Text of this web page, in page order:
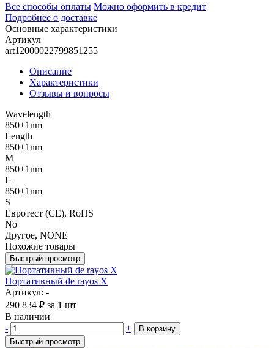
Все способы оплаты Можно оформить в кредит
Подробнее о доставке
Основные характеристики
Артикул
art12000022799851255
Описание
Характеристики
Отзывы и вопросы
Wavelength
850±1nm
Length
850±1nm
M
850±1nm
L
850±1nm
S
Евротест (СЕ), RoHS
No
Другое, NONE
Похожие товары
Быстрый просмотр
Портативный de rayos X
Артикул: -
290 834 ₽ за 1 шт
В наличии
-
+
В корзину
Быстрый просмотр